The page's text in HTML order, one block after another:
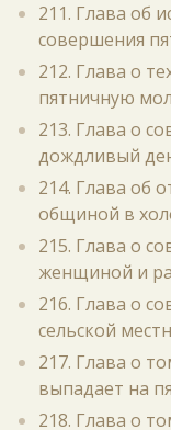
211. Глава об
совершения
212. Глава о
пятничную
213. Глава о
дождливый
214. Глава об
общиной в
215. Глава о
женщиной и
216. Глава о
сельской
217. Глава о
выпадает на
218. Глава о